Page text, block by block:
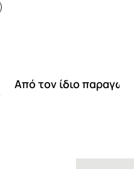
Από τον ίδιο